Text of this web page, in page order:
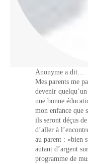
Anonyme a dit…
Mes parents me
devenir
une bonne
mon enfance que
ils seront déçus
d’aller à
au parent : «bien
autant d’argent
programme de